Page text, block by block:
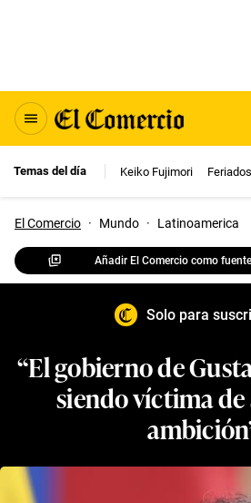
Temas del día Keiko Fujimori Feriados
El Comercio · Mundo · Latinoamerica
Añadir El Comercio como
Solo para
“El gobierno de
siendo víctima